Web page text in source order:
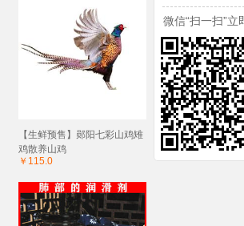
【生鲜预售】郧阳七彩山鸡雉
鸡散养山鸡
￥115.0
微信“扫一扫”立